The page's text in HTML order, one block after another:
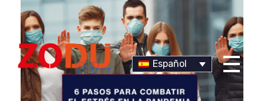
Español